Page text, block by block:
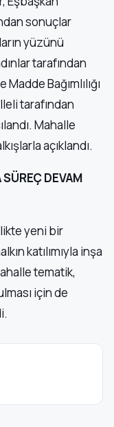
sonuçlar
yüzünü
tarafından
Bağımlılığı
tarafından
Mahalle
açıklandı.
DEVAM
yeni bir
katılımıyla inşa
tematik,
için de